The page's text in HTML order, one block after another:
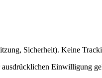
Sicherheit). Keine
Einwilligung